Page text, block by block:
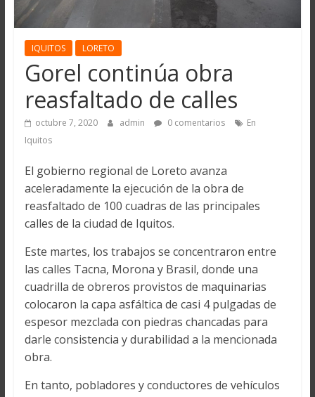
IQUITOS LORETO
Gorel continúa obra
reasfaltado de calles
octubre 7, 2020 admin 0 comentarios
En
Iquitos
El gobierno regional de Loreto avanza
aceleradamente la ejecución de la obra de
reasfaltado de 100 cuadras de las principales
calles de la ciudad de Iquitos.
Este martes, los trabajos se concentraron entre
las calles Tacna, Morona y Brasil, donde una
cuadrilla de obreros provistos de maquinarias
colocaron la capa asfáltica de casi 4 pulgadas de
espesor mezclada con piedras chancadas para
darle consistencia y durabilidad a la mencionada
obra.
En tanto, pobladores y conductores de vehículos